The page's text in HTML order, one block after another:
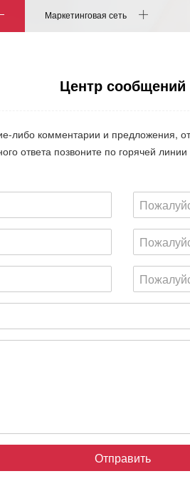
Маркетинговая сеть
Центр сообщений
либо комментарии и
ответа позвоните по горячей
Отправить